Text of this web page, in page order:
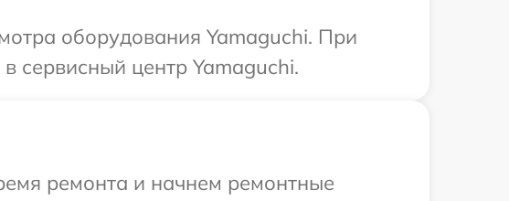
оборудования Yamaguchi. При
сервисный центр Yamaguchi.
ремонта и начнем ремонтные